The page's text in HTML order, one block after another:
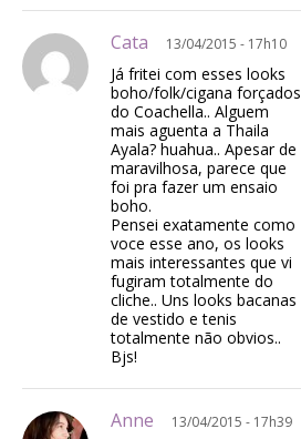
Cata 13/04/2015 - 17h10
Já fritei com esses looks
boho/folk/cigana forçados
do Coachella.. Alguem
mais aguenta a Thaila
Ayala? huahua.. Apesar de
maravilhosa, parece que
foi pra fazer um ensaio
boho.
Pensei exatamente como
voce esse ano, os looks
mais interessantes que vi
fugiram totalmente do
cliche.. Uns looks bacanas
de vestido e tenis
totalmente não obvios..
Bjs!
Anne 13/04/2015 - 17h39